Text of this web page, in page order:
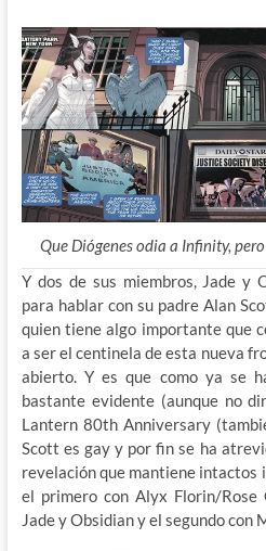
Que Diógenes odia a Infinity,
Y dos de sus miembros, Jade y
para hablar con su padre Alan
quien tiene algo importante que
a ser el centinela de esta nueva
abierto. Y es que como ya se
bastante evidente (aunque no
Lantern 80th Anniversary
Scott es gay y por fin se ha
revelación que mantiene intactos
el primero con Alyx Florin/Rose
Jade y Obsidian y el segundo